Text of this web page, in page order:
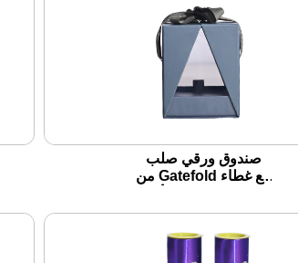
صندوق ورقي صلب
من Gatefold مع غطاء
للكعك